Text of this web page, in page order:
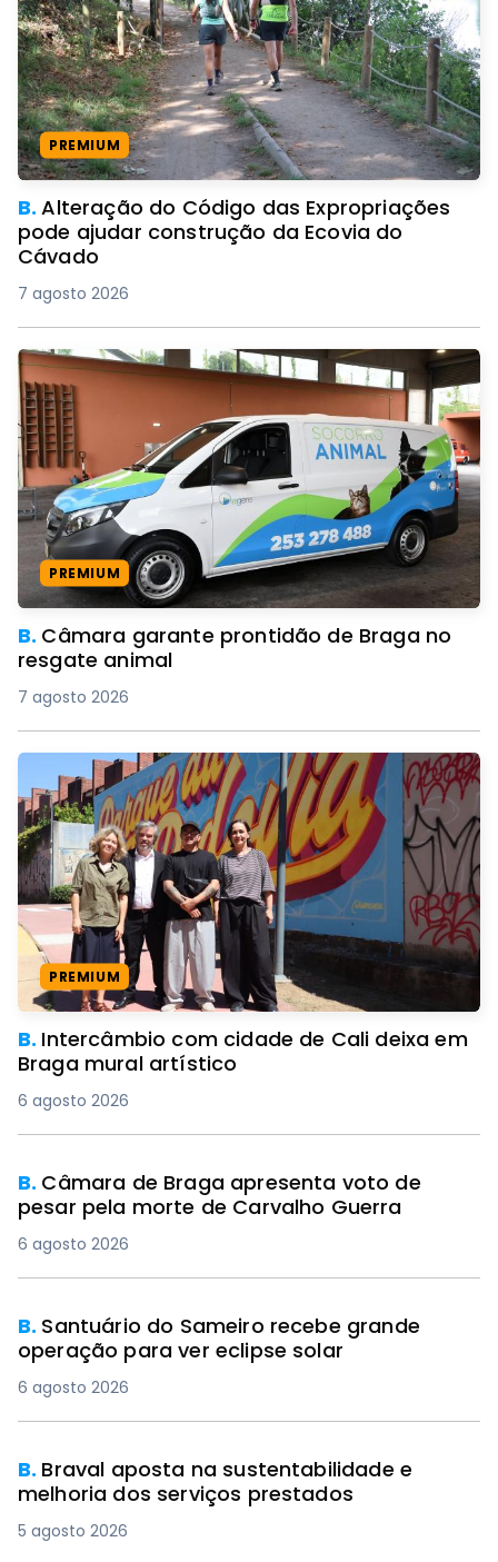
PREMIUM
B.Alteração do Código das Expropriações
pode ajudar construção da Ecovia do
Cávado
7 agosto 2026
PREMIUM
B. Câmara garante prontidão de Braga no
resgate animal
7 agosto 2026
PREMIUM
B. Intercâmbio com cidade de Cali deixa em
Braga mural artístico
6 agosto 2026
B. Câmara de Braga apresenta voto de
pesar pela morte de Carvalho Guerra
6 agosto 2026
B. Santuário do Sameiro recebe grande
operação para ver eclipse solar
6 agosto 2026
B. Braval aposta na sustentabilidade e
melhoria dos serviços prestados
5 agosto 2026